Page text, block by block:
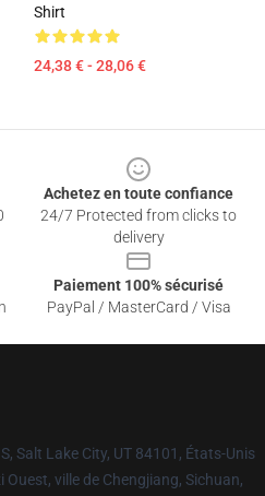
Shirt
24,38 € - 28,06 €
Achetez en toute confiance
24/7 Protected from clicks to
delivery
Paiement 100% sécurisé
PayPal / MasterCard / Visa
Salt Lake City, UT 84101, États-Unis
Ouest, ville de Chengjiang, Sichuan,